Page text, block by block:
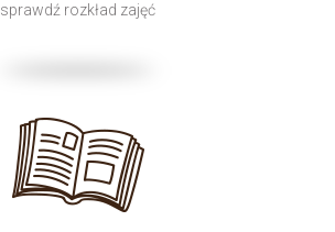
sprawdź rozkład zajęć